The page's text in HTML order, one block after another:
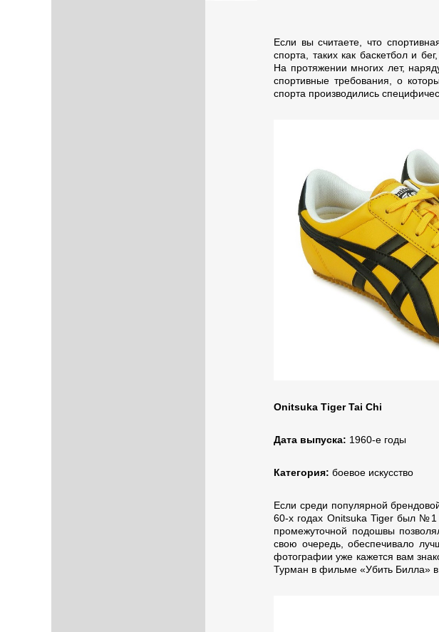
Если вы считаете, что
спорта, таких как баскетбол и
На протяжении многих лет,
спортивные требования, о
спорта производились
Onitsuka Tiger Tai Chi
Дата выпуска: 1960-е годы
Категория: боевое искусство
Если среди популярной
60-х годах Onitsuka Tiger был №1
промежуточной подошвы
свою очередь, обеспечивало
фотографии уже кажется вам
Турман в фильме «Убить Билла» в